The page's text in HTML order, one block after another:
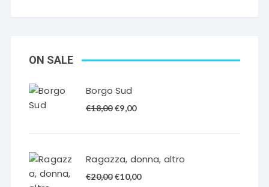
ON SALE
Borgo Sud
€18,00 Il
€18,00.
€9,00Il
€9,00.
Ragazza, donna, altro
€20,00 Il
€10,00Il